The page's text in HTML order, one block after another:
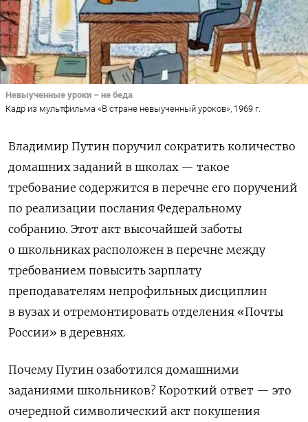
Невыученные уроки – не беда
Кадр из мультфильма «В стране невыученный уроков», 1969 г.
Владимир Путин поручил сократить количество
домашних заданий в школах — такое
требование содержится в перечне его поручений
по реализации послания Федеральному
собранию. Этот акт высочайшей заботы
о школьниках расположен в перечне между
требованием повысить зарплату
преподавателям непрофильных дисциплин
в вузах и отремонтировать отделения «Почты
России» в деревнях.
Почему Путин озаботился домашними
заданиями школьников? Короткий ответ — это
очередной символический акт покушения